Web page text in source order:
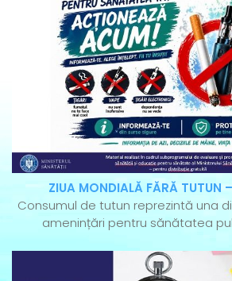
ZIUA MONDIALĂ FĂRĂ TUTUN
Consumul de tutun reprezintă una
amenințări pentru sănătatea